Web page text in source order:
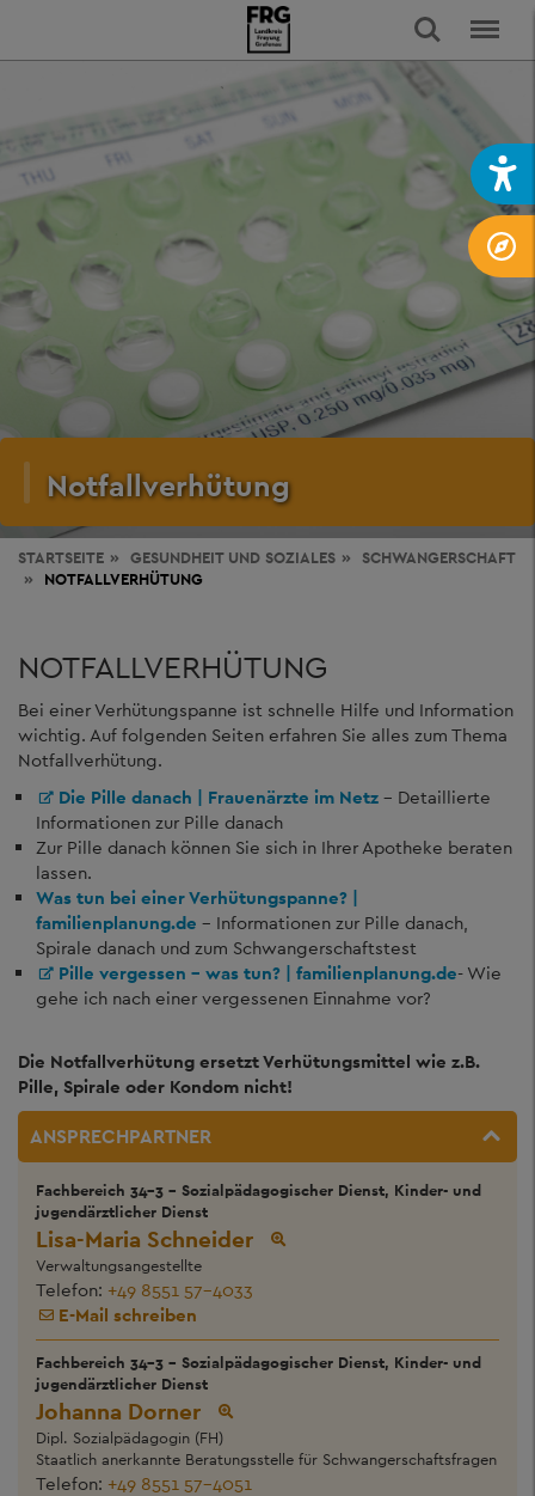
Notfallverhütung
STARTSEITE GESUNDHEIT UND SOZIALES
SCHWANGERSCHAFT
NOTFALLVERHÜTUNG
NOTFALLVERHÜTUNG
Bei einer Verhütungspanne ist schnelle Hilfe und Information
wichtig. Auf folgenden Seiten erfahren Sie alles zum Thema
Notfallverhütung.
Die Pille danach | Frauenärzte im Netz - Detaillierte
Informationen zur Pille danach
Zur Pille danach können Sie sich in Ihrer Apotheke beraten
lassen.
Was tun bei einer Verhütungspanne? |
familienplanung.de - Informationen zur Pille danach,
Spirale danach und zum Schwangerschaftstest
Pille vergessen - was tun? | familienplanung.de- Wie
gehe ich nach einer vergessenen Einnahme vor?
Die Notfallverhütung ersetzt Verhütungsmittel wie z.B.
Pille, Spirale oder Kondom nicht!
ANSPRECHPARTNER
Fachbereich 34-3 - Sozialpädagogischer Dienst, Kinder- und
jugendärztlicher Dienst
Lisa-Maria Schneider
Verwaltungsangestellte
Telefon: +49 8551 57-4033
E-Mail schreiben
Fachbereich 34-3 - Sozialpädagogischer Dienst, Kinder- und
jugendärztlicher Dienst
Johanna Dorner
Dipl. Sozialpädagogin (FH)
Staatlich anerkannte Beratungsstelle für Schwangerschaftsfragen
Telefon: +49 8551 57-4051